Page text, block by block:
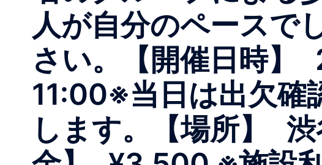
人が自分のペースで
さい。【開催日時
11:00※当日は出欠確
します。【場所】